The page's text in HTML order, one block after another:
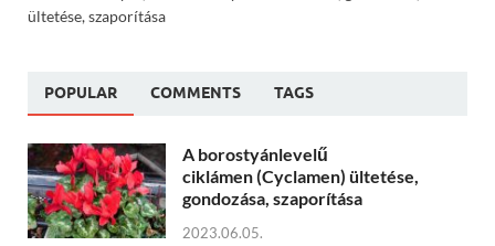
ültetése, szaporítása
POPULAR COMMENTS TAGS
A borostyánlevelű
ciklámen (Cyclamen) ültetése,
gondozása, szaporítása
2023.06.05.